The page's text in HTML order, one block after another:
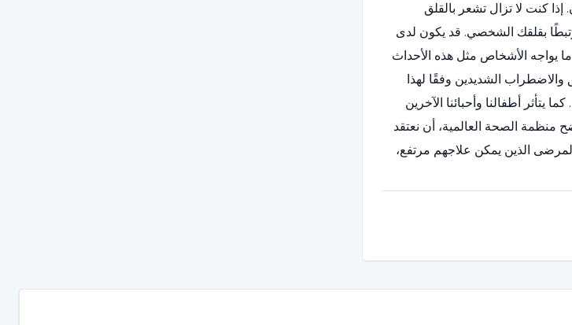
إذا كنت لا تزال تشعر بالقلق
بقلقك الشخصي. قد يكون لدى
يواجه الأشخاص مثل هذه الأحداث
والاضطراب الشديدين وفقًا لهذا
يتأثر أطفالنا وأحبائنا الآخرين
منظمة الصحة العالمية، أن نعتقد
الذين يمكن علاجهم مرتفع،